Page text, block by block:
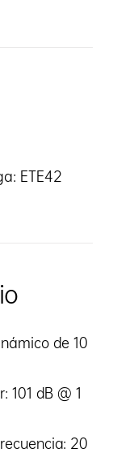
ETE42
de 10
101 dB @ 1
20